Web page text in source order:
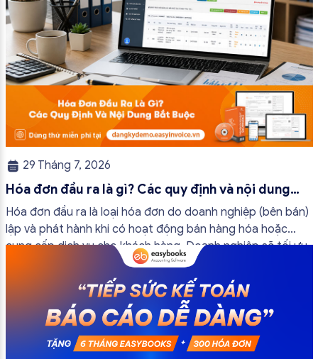
29 Tháng 7, 2026
Hóa đơn đầu ra là gì? Các quy định và nội dung
bắt buộc mới nhất
Hóa đơn đầu ra là loại hóa đơn do doanh nghiệp (bên bán)
lập và phát hành khi có hoạt động bán hàng hóa hoặc
cung cấp dịch vụ cho khách hàng. Doanh nghiệp sẽ tối ưu
quy trình vận hành và tránh được những án phạt hành
chính không đáng có nếu nắm rõ […]